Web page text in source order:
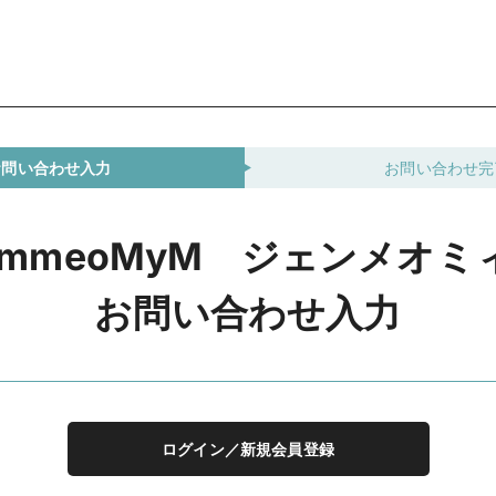
い合わせ入力 お問い合わせ
ジェンメオミ
お問い合わせ入力
ログイン／新規会員登録